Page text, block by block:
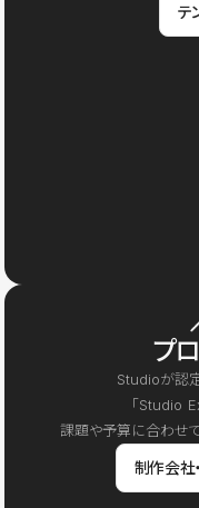
テ
プ
Studioが認
「Studio
課題や予算に合わせ
制作会社